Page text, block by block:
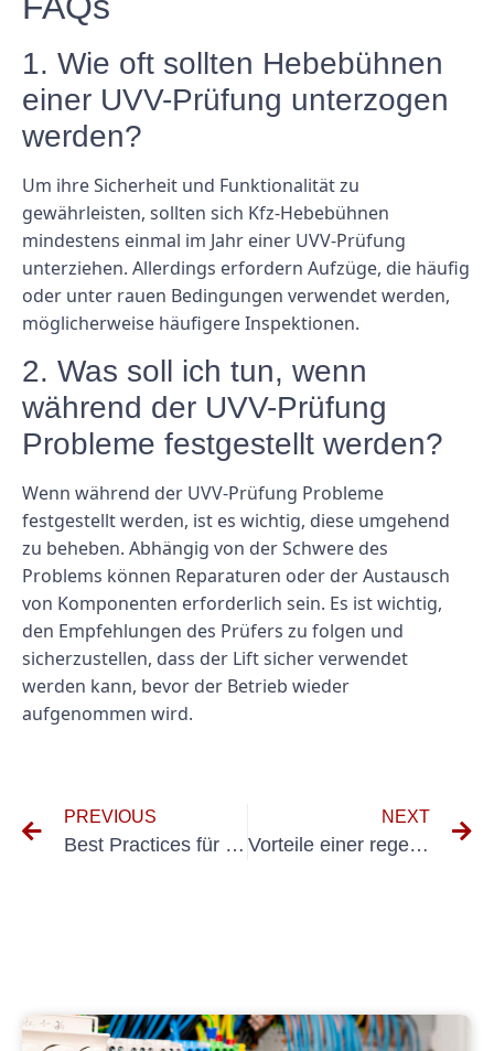
1. Wie oft sollten Hebebühnen
einer UVV-Prüfung unterzogen
werden?
Um ihre Sicherheit und Funktionalität zu
gewährleisten, sollten sich Kfz-Hebebühnen
mindestens einmal im Jahr einer UVV-Prüfung
unterziehen. Allerdings erfordern Aufzüge, die häufig
oder unter rauen Bedingungen verwendet werden,
möglicherweise häufigere Inspektionen.
2. Was soll ich tun, wenn
während der UVV-Prüfung
Probleme festgestellt werden?
Wenn während der UVV-Prüfung Probleme
festgestellt werden, ist es wichtig, diese umgehend
zu beheben. Abhängig von der Schwere des
Problems können Reparaturen oder der Austausch
von Komponenten erforderlich sein. Es ist wichtig,
den Empfehlungen des Prüfers zu folgen und
sicherzustellen, dass der Lift sicher verwendet
werden kann, bevor der Betrieb wieder
aufgenommen wird.
PREVIOUS
Best Practices für die Wiederholungsprüfung nach DIN VDE 0105 in der Elektroinstallation
NEXT
Vorteile einer regelmäßigen Prüfung nach VDE 0100 Prüfung zur elektrischen Sicherheit